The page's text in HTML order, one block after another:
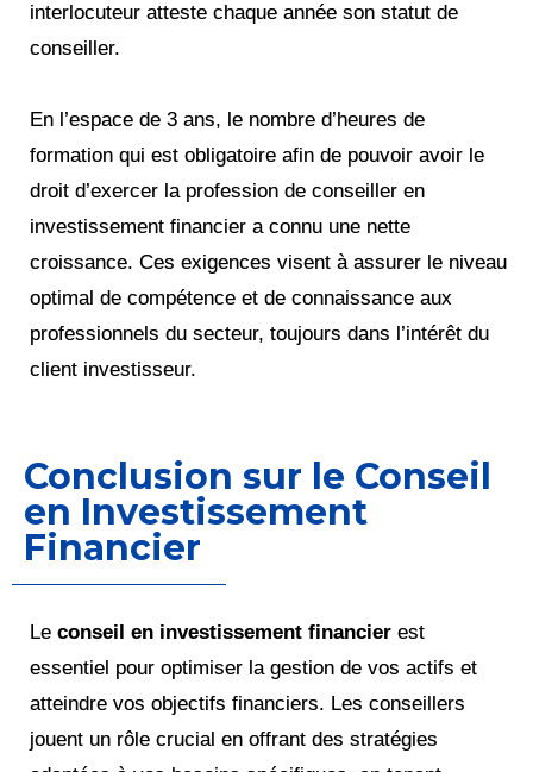
interlocuteur atteste chaque année son statut de
conseiller.
En l’espace de 3 ans, le nombre d’heures de
formation qui est obligatoire afin de pouvoir avoir le
droit d’exercer la profession de conseiller en
investissement financier a connu une nette
croissance. Ces exigences visent à assurer le niveau
optimal de compétence et de connaissance aux
professionnels du secteur, toujours dans l’intérêt du
client investisseur.
Conclusion sur le Conseil
en Investissement
Financier
Le conseil en investissement financier est
essentiel pour optimiser la gestion de vos actifs et
atteindre vos objectifs financiers. Les conseillers
jouent un rôle crucial en offrant des stratégies